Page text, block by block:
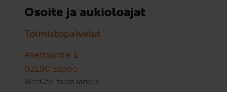
Osoite ja aukioloajat
Toimistopalvelut
Ahertajantie 1
02100 Espoo
WeeGee-talon lähellä